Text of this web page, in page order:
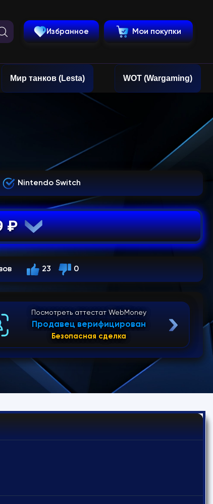
Избранное Мои покупки
Мир танков (Lesta) WOT (Wargaming)
Nintendo Switch
₽
23 0
Посмотреть аттестат WebMoney
Продавец верифицирован
Безопасная сделка